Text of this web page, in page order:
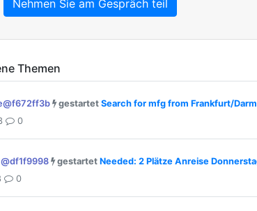
Nehmen Sie am Gespräch teil
Themen
gestartet Search for mfg from Frankfurt/
0
gestartet Needed: 2 Plätze Anreise
0